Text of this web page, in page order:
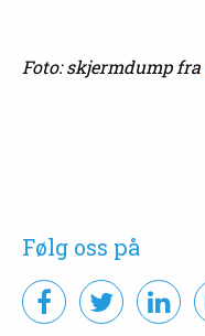
Foto: skjermdump fra
Følg oss på